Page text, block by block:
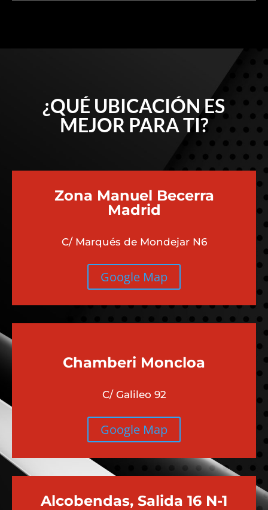
¿QUÉ UBICACIÓN ES
MEJOR PARA TI?
Zona Manuel Becerra
Madrid
C/ Marqués de Mondejar N6
Google Map
Chamberi Moncloa
C/ Galileo 92
Google Map
Alcobendas, Salida 16 N-1